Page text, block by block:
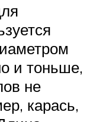
и тоньше,
не
карась,